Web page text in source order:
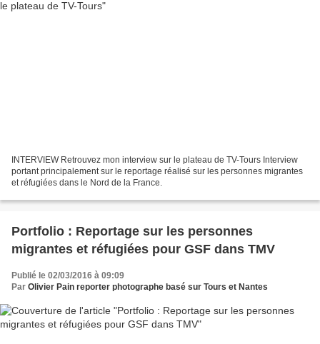
INTERVIEW Retrouvez mon interview sur le plateau de TV-Tours Interview
portant principalement sur le reportage réalisé sur les personnes migrantes
et réfugiées dans le Nord de la France.
Portfolio : Reportage sur les personnes
migrantes et réfugiées pour GSF dans TMV
Publié le 02/03/2016 à 09:09
Par Olivier Pain reporter photographe basé sur Tours et Nantes